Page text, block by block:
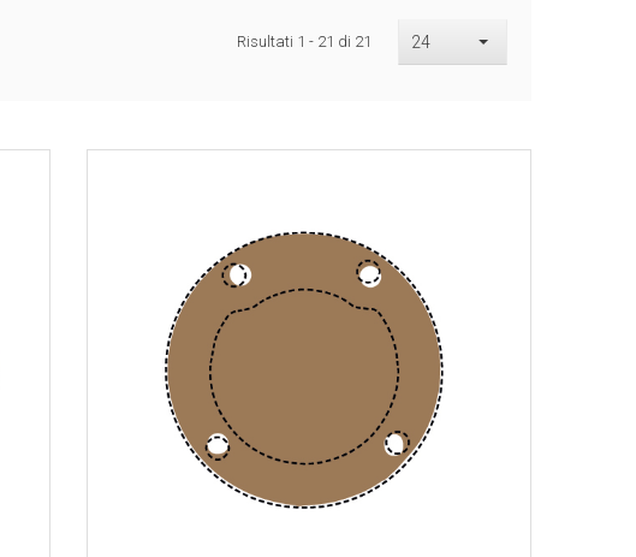
Risultati 1 - 21 di 21 24